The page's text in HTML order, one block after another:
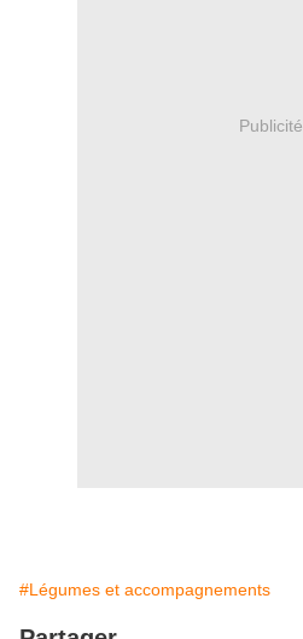
Publicité
#Légumes et accompagnements